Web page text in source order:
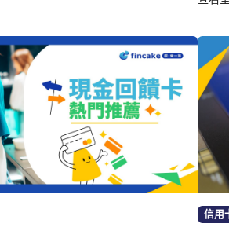
信用